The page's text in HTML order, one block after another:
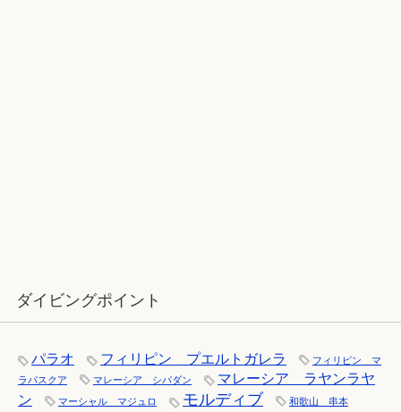
ダイビングポイント
パラオ フィリピン プエルトガレラ
フィリピン マ
ラパスクア
マレーシア シパダン
マレーシア ラヤンラヤ
ン
マーシャル マジュロ モルディブ 和歌山 串本